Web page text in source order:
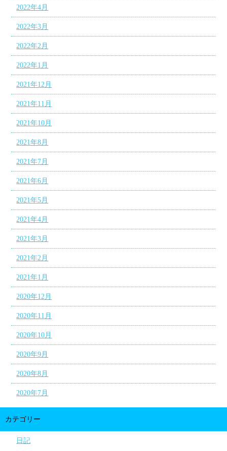
2022年4月
2022年3月
2022年2月
2022年1月
2021年12月
2021年11月
2021年10月
2021年8月
2021年7月
2021年6月
2021年5月
2021年4月
2021年3月
2021年2月
2021年1月
2020年12月
2020年11月
2020年10月
2020年9月
2020年8月
2020年7月
カテゴリー
日記